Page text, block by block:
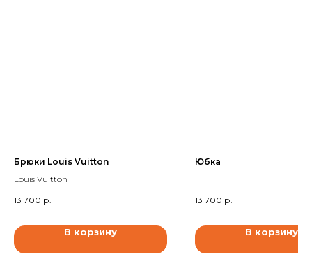
Брюки Louis Vuitton
Louis Vuitton
13 700 р.
В корзину
Юбка
13 700 р.
В корзину